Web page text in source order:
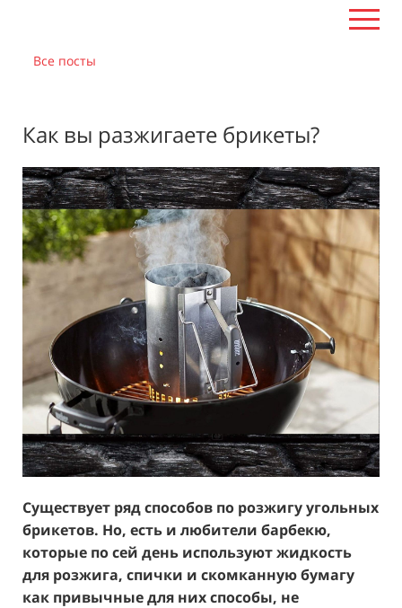
Все посты
Как вы разжигаете брикеты?
Существует ряд способов по розжигу угольных
брикетов. Но, есть и любители барбекю,
которые по сей день используют жидкость
для розжига, спички и скомканную бумагу
как привычные для них способы, не